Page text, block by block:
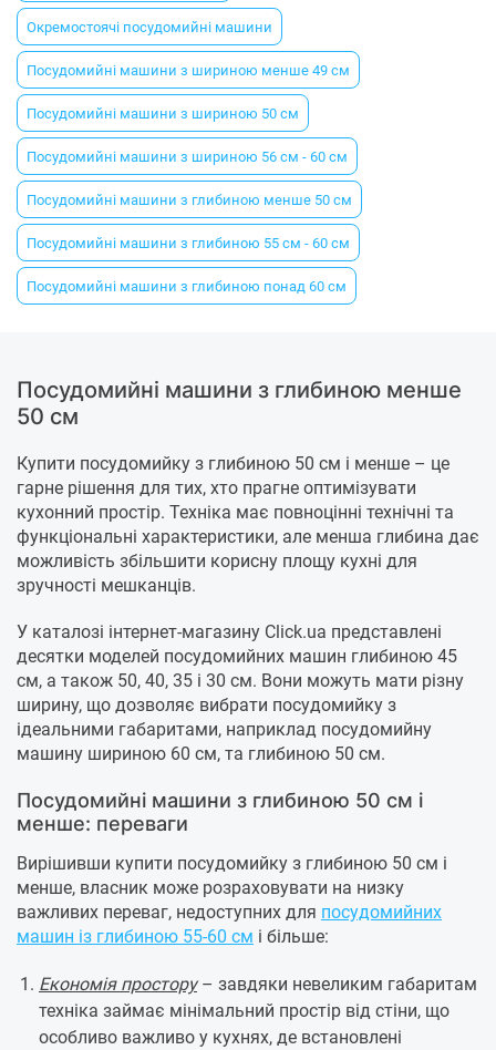
Окремостоячі посудомийні машини
Посудомийні машини з шириною менше 49 см
Посудомийні машини з шириною 50 см
Посудомийні машини з шириною 56 см - 60 см
Посудомийні машини з глибиною менше 50 см
Посудомийні машини з глибиною 55 см - 60 см
Посудомийні машини з глибиною понад 60 см
Посудомийні машини з глибиною менше
50 см
Купити посудомийку з глибиною 50 см і менше – це
гарне рішення для тих, хто прагне оптимізувати
кухонний простір. Техніка має повноцінні технічні та
функціональні характеристики, але менша глибина дає
можливість збільшити корисну площу кухні для
зручності мешканців.
У каталозі інтернет-магазину Click.ua представлені
десятки моделей посудомийних машин глибиною 45
см, а також 50, 40, 35 і 30 см. Вони можуть мати різну
ширину, що дозволяє вибрати посудомийку з
ідеальними габаритами, наприклад посудомийну
машину шириною 60 см, та глибиною 50 см.
Посудомийні машини з глибиною 50 см і
менше: переваги
Вирішивши купити посудомийку з глибиною 50 см і
менше, власник може розраховувати на низку
важливих переваг, недоступних для посудомийних
машин із глибиною 55-60 см і більше:
Економія простору– завдяки невеликим габаритам
техніка займає мінімальний простір від стіни, що
особливо важливо у кухнях, де встановлені